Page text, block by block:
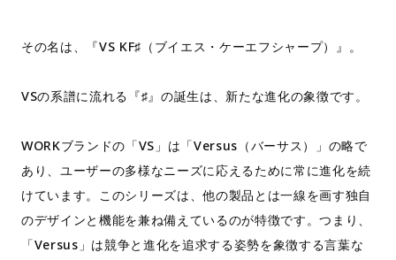
その名は、『VS KF♯（ブイエス・ケーエフシャープ）』。
VSの系譜に流れる『♯』の誕生は、新たな進化の象徴です。
WORKブランドの「VS」は「Versus（バーサス）」の略で
あり、ユーザーの多様なニーズに応えるために常に進化を続
けています。このシリーズは、他の製品とは一線を画す独自
のデザインと機能を兼ね備えているのが特徴です。つまり、
「Versus」は競争と進化を追求する姿勢を象徴する言葉な